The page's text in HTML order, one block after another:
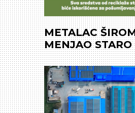
METALAC
MENJAO
Prikupljeno
starog posuđa,
idu u
ozelenjavanje